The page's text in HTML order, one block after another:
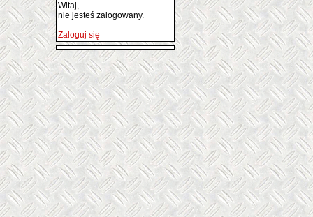
Witaj,
nie jesteś zalogowany.
Zaloguj się